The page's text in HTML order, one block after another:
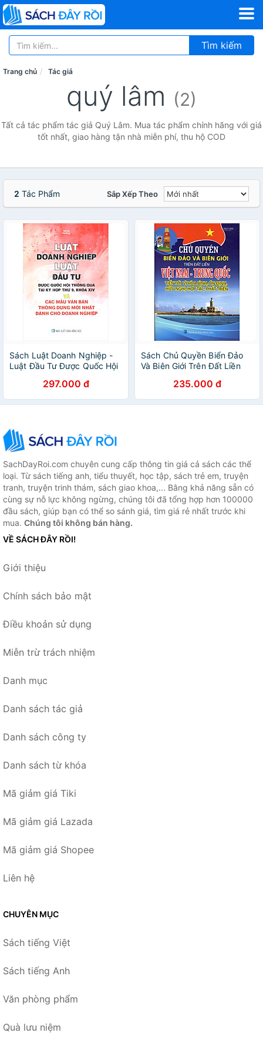
Tìm kiếm
Trang chủ Tác giả
quý lâm (2)
Tất cả tác phẩm tác giả Quý Lâm. Mua tác phẩm chính hãng với giá
tốt nhất, giao hàng tận nhà miễn phí, thu hộ COD
2 Tác Phẩm Sắp Xếp Theo
Sách Luật Doanh Nghiệp -
Luật Đầu Tư Được Quốc Hội
9 Khóa XIV297.000 đ
Sách Chủ Quyền Biển Đảo
Và Biên Giới Trên Đất Liền
235.000 đ
SachDayRoi.com chuyên cung cấp thông tin giá cả sách các thể
loại. Từ sách tiếng anh, tiểu thuyết, học tập, sách trẻ em, truyện
tranh, truyện trinh thám, sách giao khoa,... Bằng khả năng sẵn có
cùng sự nỗ lực không ngừng, chúng tôi đã tổng hợp hơn 100000
đầu sách, giúp bạn có thể so sánh giá, tìm giá rẻ nhất trước khi
mua. Chúng tôi không bán hàng.
VỀ SÁCH ĐÂY RỒI!
Giới thiệu
Chính sách bảo mật
Điều khoản sử dụng
Miễn trừ trách nhiệm
Danh mục
Danh sách tác giả
Danh sách công ty
Danh sách từ khóa
Mã giảm giá Tiki
Mã giảm giá Lazada
Mã giảm giá Shopee
Liên hệ
CHUYÊN MỤC
Sách tiếng Việt
Sách tiếng Anh
Văn phòng phẩm
Quà lưu niệm